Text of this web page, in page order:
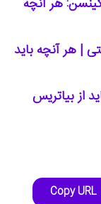
هر آنچه
| هر آنچه باید
از بیاتریس
Copy URL